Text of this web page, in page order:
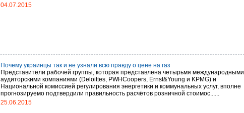
04.07.2015
Почему украинцы так и не узнали всю правду о цене на газ
Представители рабочей группы, которая представлена четырьмя международными
аудиторскими компаниями (Deloittes, PWHCoopers, Ernst&Young и KPMG) и
Национальной комиссией регулирования энергетики и коммунальных услуг, вполне
прогнозируемо подтвердили правильность расчётов розничной стоимос......
25.06.2015